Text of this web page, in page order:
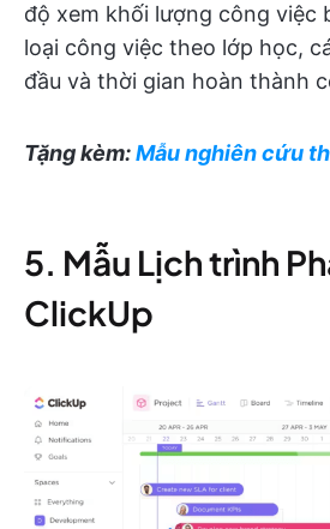
độ xem khối lượng công việc
loại công việc theo lớp học,
đầu và thời gian hoàn thành
Tặng kèm:Mẫu nghiên cứu
5. Mẫu Lịch trình
ClickUp